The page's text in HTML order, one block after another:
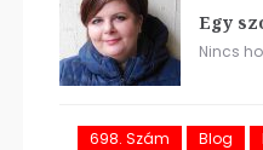
Egy
Nincs
698. Szám Blog